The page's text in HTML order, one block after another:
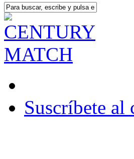
Suscríbete al